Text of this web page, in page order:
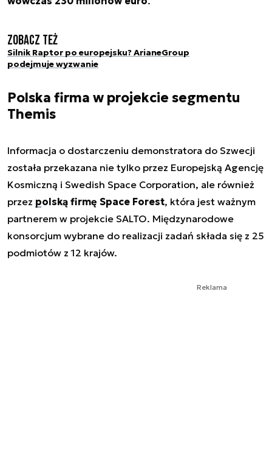
Zobacz też
Silnik Raptor po europejsku? ArianeGroup
podejmuje wyzwanie
Polska firma w projekcie segmentu
Themis
Informacja o dostarczeniu demonstratora do Szwecji
została przekazana nie tylko przez Europejską Agencję
Kosmiczną i Swedish Space Corporation, ale również
przez polską firmę Space Forest, która jest ważnym
partnerem w projekcie SALTO. Międzynarodowe
konsorcjum wybrane do realizacji zadań składa się z 25
podmiotów z 12 krajów.
Reklama